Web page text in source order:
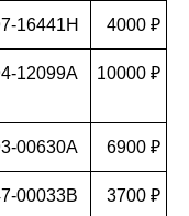
16441H 4000 ₽
12099A 10000 ₽
00630A 6900 ₽
00033B 3700 ₽